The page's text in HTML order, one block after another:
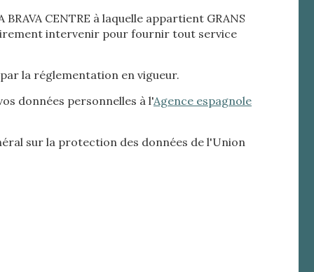
CENTRE à laquelle appartient GRANS
intervenir pour fournir tout service
la réglementation en vigueur.
données personnelles à l'Agence espagnole
sur la protection des données de l'Union
du
des